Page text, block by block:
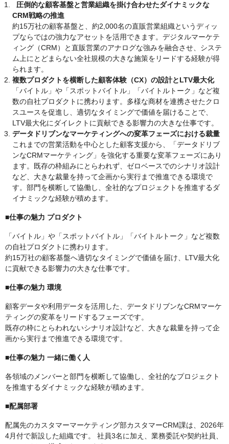
圧倒的な顧客基盤と営業組織を掛け合わせたダイナミックな
CRM戦略の推進
約15万社の顧客基盤と、約2,000名の直販営業組織というディッ
プならではの強力なアセットを活用できます。デジタルマーケテ
ィング（CRM）と直販営業のアナログな強みを融合させ、システ
ム上にとどまらない全社規模の大きな施策をリードする経験が得
られます。
複数プロダクトを横断した顧客体験（CX）の設計とLTV最大化
「バイトル」や「スポットバイトル」「バイトルトーク」など複
数の自社プロダクトに携わります。多様な商材を連携させたクロ
スユースを促進し、適切なタイミングで価値を届けることで、
LTV最大化にダイレクトに貢献できる影響力の大きな仕事です。
データドリブンなマーケティングへの変革フェーズにおける裁量
これまでの営業活動を中心とした顧客支援から、「データドリブ
ンなCRMマーケティング」を強化する重要な変革フェーズにあり
ます。既存の枠組みにとらわれず、ゼロベースでのシナリオ設計
など、大きな裁量を持って企画から実行まで推進できる環境で
す。部門を横断して協働し、全社的なプロジェクトを推進するダ
イナミックな経験が積めます。
■仕事の魅力 プロダクト
「バイトル」や「スポットバイトル」「バイトルトーク」など複数
の自社プロダクトに携わります。
約15万社の顧客基盤へ適切なタイミングで価値を届け、LTV最大化
に貢献できる影響力の大きな仕事です。
■仕事の魅力 環境
顧客データや利用データを活用した、データドリブンなCRMマーケ
ティングの変革をリードするフェーズです。
既存の枠にとらわれないシナリオ設計など、大きな裁量を持って企
画から実行まで推進できる環境です。
■仕事の魅力 一緒に働く人
各領域のメンバーと部門を横断して協働し、全社的なプロジェクト
を推進するダイナミックな経験が積めます。
■配属部署
配属先のカスタマーマーケティング部カスタマーCRM課は、2026年
4月付で新設した組織です。 社員3名に加え、業務委託や契約社員、